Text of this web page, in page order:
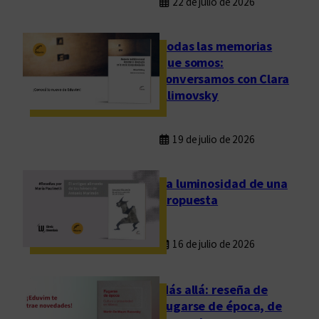
Todas las memorias
que somos:
conversamos con Clara
Klimovsky
19 de julio de 2026
La luminosidad de una
propuesta
16 de julio de 2026
Más allá: reseña de
Fugarse de época, de